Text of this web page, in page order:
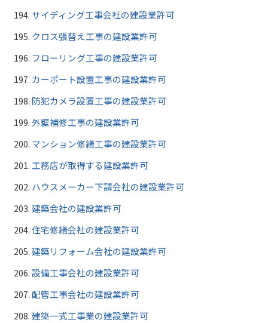
サイディング工事会社の建設業許可
クロス張替え工事の建設業許可
フローリング工事の建設業許可
カーポート設置工事の建設業許可
防犯カメラ設置工事の建設業許可
外壁補修工事の建設業許可
マンション修繕工事の建設業許可
工務店が取得する建設業許可
ハウスメーカー下請会社の建設業許可
建築会社の建設業許可
住宅修繕会社の建設業許可
建築リフォーム会社の建設業許可
設備工事会社の建設業許可
配管工事会社の建設業許可
建築一式工事業の建設業許可